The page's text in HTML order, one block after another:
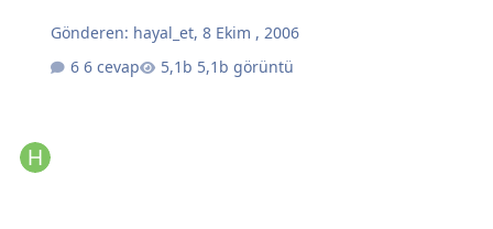
Gönderen: hayal_et,8 Ekim , 2006
6 cevap
5,1b görüntü